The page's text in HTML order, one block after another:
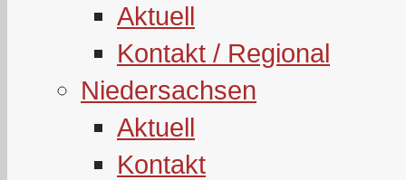
Aktuell
Kontakt / Regional
Niedersachsen
Aktuell
Kontakt